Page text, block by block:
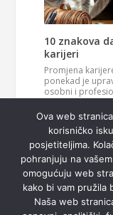
10 znakova
karijeri
Promjena
ponekad je
osobni i
ovih znakova,
smjeru u svom
više
Ova web
korisničko
posjetiteljima.
pohranjuju na
omogućuju web
kako bi vam pružila
Naša web